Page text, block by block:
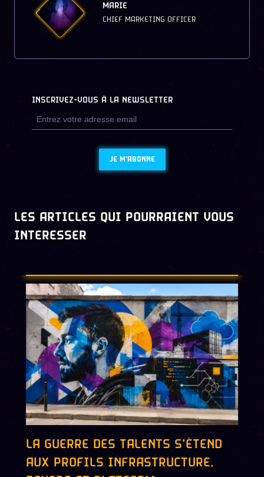
MARIE
CHIEF MARKETING OFFICER
INSCRIVEZ-VOUS À LA NEWSLETTER
JE M'ABONNE
LES ARTICLES QUI POURRAIENT VOUS
INTERESSER
LA GUERRE DES TALENTS S'ÉTEND
AUX PROFILS INFRASTRUCTURE,